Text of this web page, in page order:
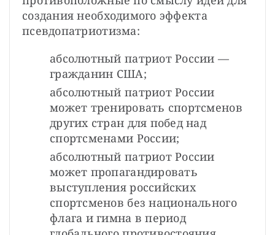
создания необходимого эффекта
псевдопатриотизма:
абсолютный патриот России —
гражданин США;
абсолютный патриот России
может тренировать спортсменов
других стран для побед над
спортсменами России;
абсолютный патриот России
может пропагандировать
выступления российских
спортсменов без национального
флага и гимна в период